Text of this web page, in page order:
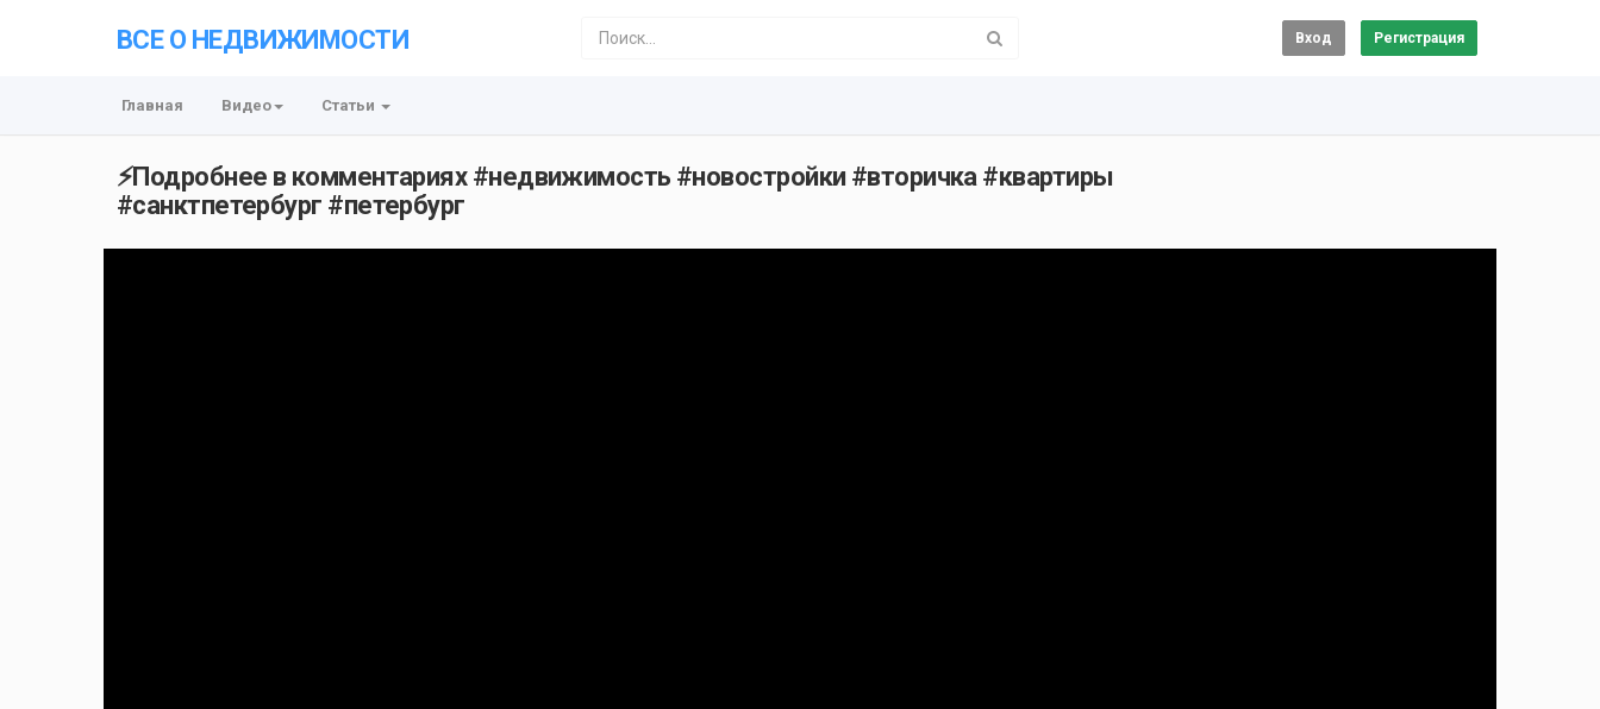
ВСЕ О НЕДВИЖИМОСТИ Вход Регистрация
Главная Видео Статьи
⚡️Подробнее в комментариях #недвижимость #новостройки #вторичка #квартиры
#санктпетербург #петербург